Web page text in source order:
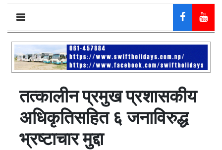
तत्कालीन प्रमुख प्रशासकीय
अधिकृतिसहित ६ जनाविरुद्ध
भ्रष्टाचार मुद्दा